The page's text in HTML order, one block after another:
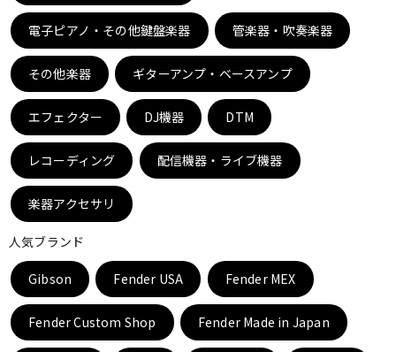
管楽器 その他楽器
アンプ エフェクター
DJ機器 DTM
DTM オンライン納品
配信/ライブ機器 楽器アクセサリ
中古 ヴィンテージ
電子ピアノ・その他鍵盤楽器 管楽器・吹奏楽器
その他楽器 ギターアンプ・ベースアンプ
エフェクター DJ機器 DTM
レコーディング 配信機器・ライブ機器
楽器アクセサリ
人気ブランド
Gibson Fender USA Fender MEX
Fender Custom Shop Fender Made in Japan